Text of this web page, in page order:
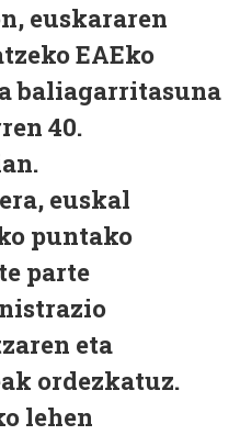
euskararen
EAEko
baliagarritasuna
40.
euskal
puntako
parte
eta
ordezkatuz.
lehen